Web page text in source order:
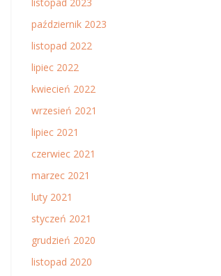
październik 2023
listopad 2022
lipiec 2022
kwiecień 2022
wrzesień 2021
lipiec 2021
czerwiec 2021
marzec 2021
luty 2021
styczeń 2021
grudzień 2020
listopad 2020